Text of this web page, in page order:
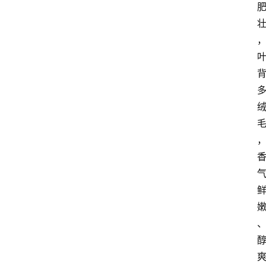
肥
壮
，
叶
背
多
绒
毛
，
香
气
鲜
嫩
、
醇
爽